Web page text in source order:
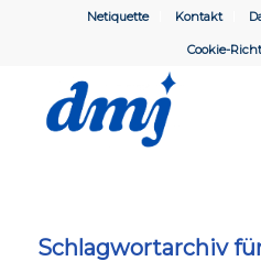
Netiquette Kontakt
Cookie-
Schlagwortarchiv